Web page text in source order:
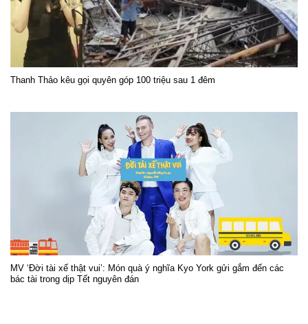
Thanh Thảo kêu gọi quyên góp 100 triệu sau 1 đêm
MV ‘Đời tài xế thật vui’: Món quà ý nghĩa Kyo York gửi gắm đến các
bác tài trong dịp Tết nguyên đán